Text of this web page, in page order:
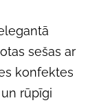
sešas ar
konfektes
rūpīgi